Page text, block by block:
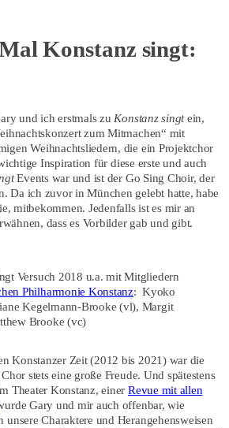
Konstanz singt:
und ich erstmals zu Konstanz singtein,
zum Mitmachen“ mit
Weihnachtsliedern, die ein Projektchor
Inspiration für diese erste und auch
Events war und ist der Go Sing Choir, der
Da ich zuvor in München gelebt hatte, habe
mitbekommen. Jedenfalls ist es mir an
dass es Vorbilder gab und gibt.
Versuch 2018 u.a. mit Mitgliedern
Philharmonie Konstanz: Kyoko
Kegelmann-Brooke (vl), Margit
Brooke (vc)
Konstanzer Zeit (2012 bis 2021) war die
stets eine große Freude. Und spätestens
Theater Konstanz, einer Revue mit allen
Gary und mir auch offenbar, wie
Charaktere und Herangehensweisen